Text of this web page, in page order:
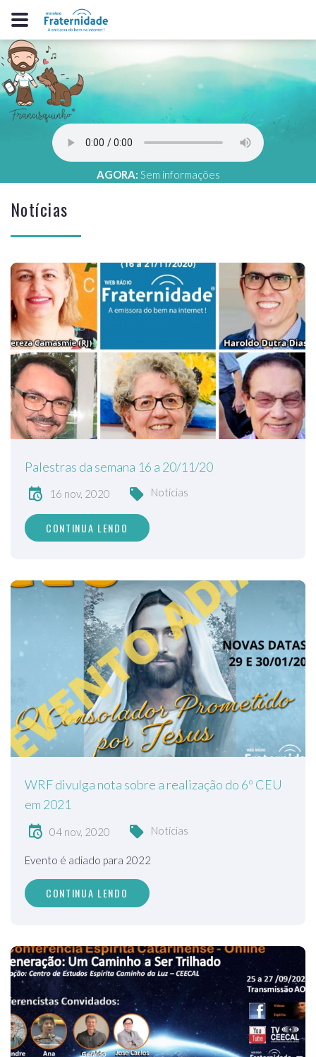
AGORA: Sem informações
Notícias
Palestras da semana 16 a 20/11/20
16 nov, 2020 Notícias
CONTINUA LENDO
WRF divulga nota sobre a realização do 6º CEU
em 2021
04 nov, 2020 Notícias
Evento é adiado para 2022
CONTINUA LENDO